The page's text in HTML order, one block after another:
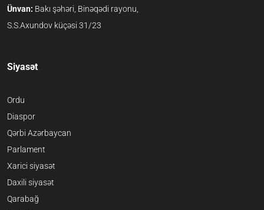
Ünvan: Bakı şəhəri, Binəqədi rayonu,
S.S.Axundov küçəsi 31/23
Siyasət
Ordu
Diaspor
Qərbi Azərbaycan
Parlament
Xarici siyasət
Daxili siyasət
Qarabağ